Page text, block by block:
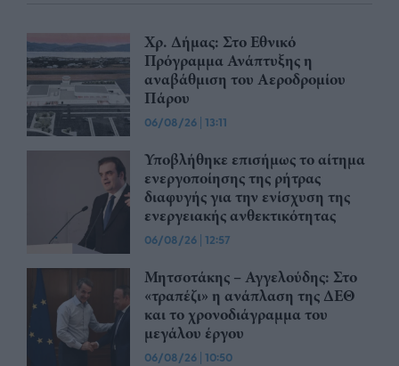
Χρ. Δήμας: Στο Εθνικό
Πρόγραμμα Ανάπτυξης η
αναβάθμιση του Αεροδρομίου
Πάρου
06/08/26 | 13:11
Υποβλήθηκε επισήμως το αίτημα
ενεργοποίησης της ρήτρας
διαφυγής για την ενίσχυση της
ενεργειακής ανθεκτικότητας
06/08/26 | 12:57
Μητσοτάκης – Αγγελούδης: Στο
«τραπέζι» η ανάπλαση της ΔΕΘ
και το χρονοδιάγραμμα του
μεγάλου έργου
06/08/26 | 10:50